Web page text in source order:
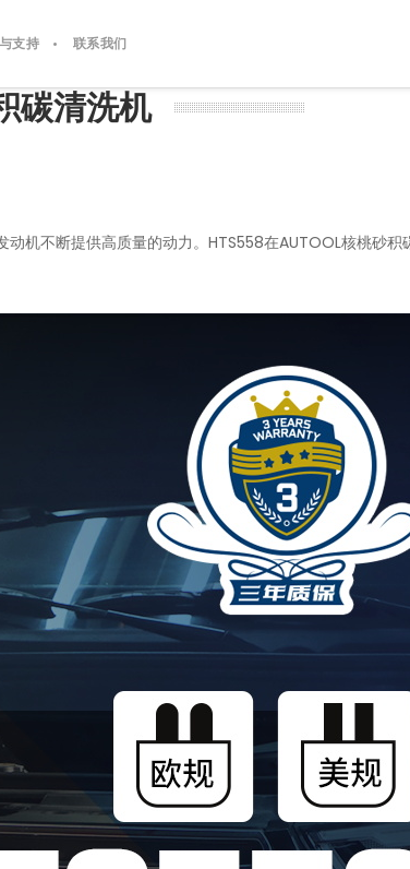
支持 联系我们
碳清洗机
机不断提供高质量的动力。HTS558在AUTOOL核桃砂积